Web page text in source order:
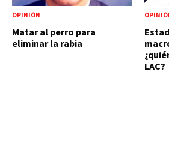
OPINIÓN
Matar al perro para
eliminar la rabia
LAC?